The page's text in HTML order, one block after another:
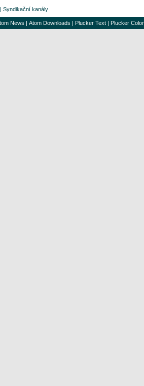
| Syndikační kanály
News | Atom Downloads | Plucker Text | Plucker Color